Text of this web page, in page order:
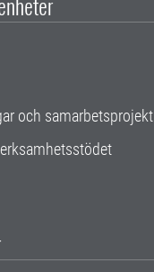
och samarbetsprojekt